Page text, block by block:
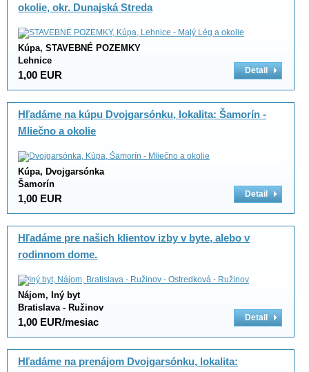
okolie, okr. Dunajská Streda
Kúpa, STAVEBNÉ POZEMKY
Lehnice
1,00 EUR Detail
Hľadáme na kúpu Dvojgarsónku, lokalita: Šamorín -
Mliečno a okolie
Kúpa, Dvojgarsónka
Šamorín
1,00 EUR Detail
Hľadáme pre našich klientov izby v byte, alebo v
rodinnom dome.
Nájom, Iný byt
Bratislava - Ružinov
1,00 EUR/mesiac Detail
Hľadáme na prenájom Dvojgarsónku, lokalita: